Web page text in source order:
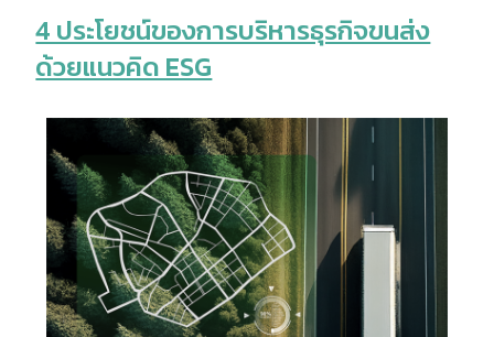
4 ประโยชน์ของการบริหารธุรกิจขนส่ง
ด้วยแนวคิด ESG